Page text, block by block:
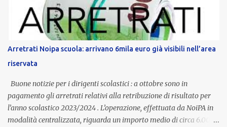
supporto in situazioni delicate. L’indennità provinciale per i docenti
è un unicum in Italia: si tratta di una misura esclusiva della
Provincia autonoma di Bolzano, che integra in maniera stabile lo
stipendio nazionale grazie alle prerogative garantite
dall’autonomia locale. Non è un bonus temporaneo né un
compenso accessorio, ma una voce strutturale di retribuzione,
aggiornata periodicamente in base al cost...
Arretrati Noipa scuola: arrivano 6mila euro già visibili nell’area
riservata
Buone notizie per i dirigenti scolastici : a ottobre sono in
pagamento gli arretrati relativi alla retribuzione di risultato per
l’anno scolastico 2023/2024 . L’operazione, effettuata da NoiPA in
modalità centralizzata, riguarda un importo medio di circa 6.000